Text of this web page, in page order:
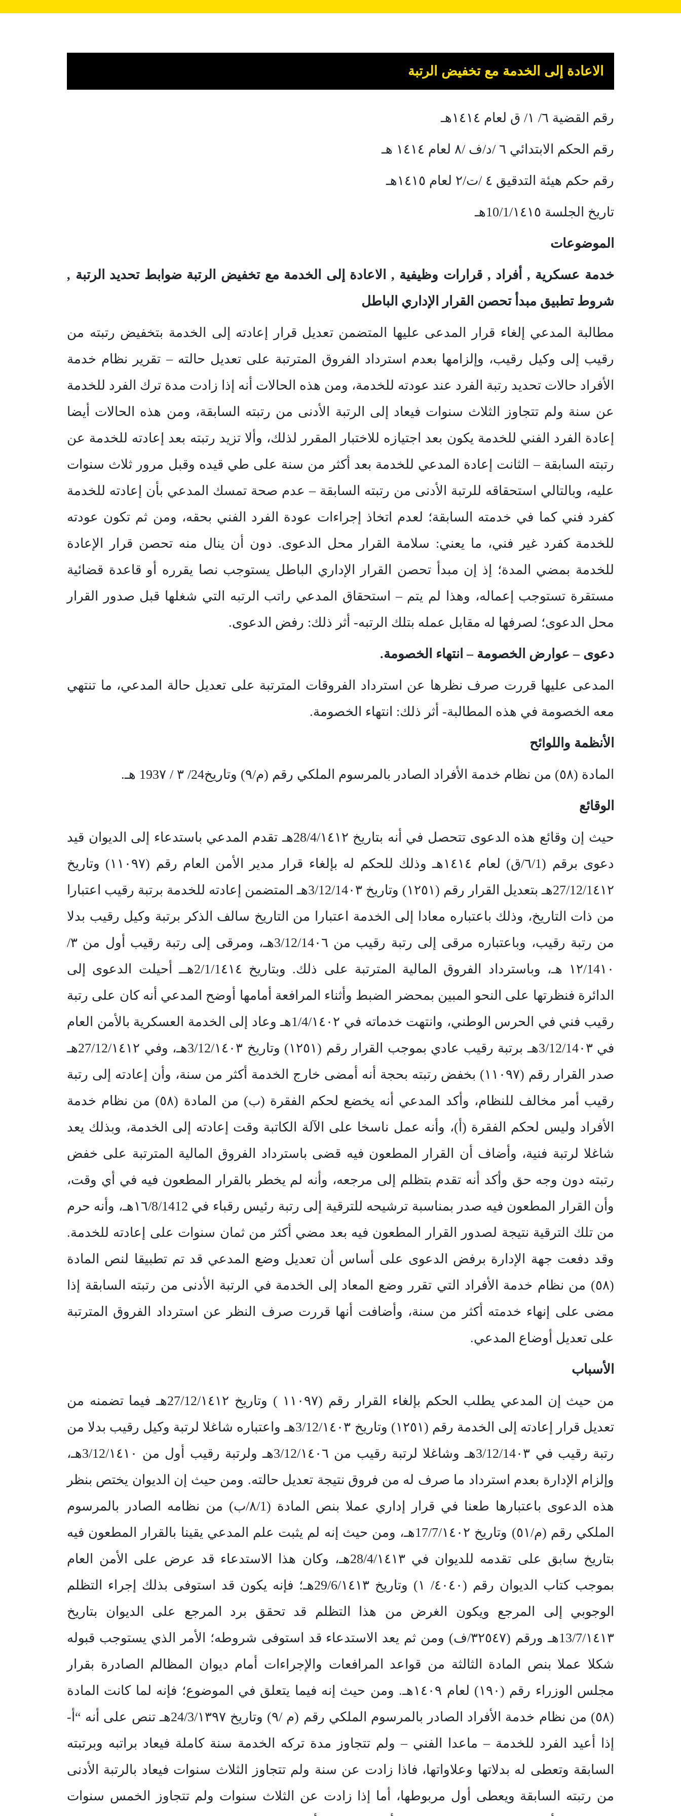
الاعادة إلى الخدمة مع تخفيض الرتبة
رقم القضية ٦/ ١/ ق لعام ١٤١٤هـ
رقم الحكم الابتدائي ٦ /د/ف /٨ لعام ١٤١٤ هـ
رقم حكم هيئة التدقيق ٤ /ت/٢ لعام ١٤١٥هـ
تاريخ الجلسة 10/1/١٤١٥هـ
الموضوعات
خدمة عسكرية , أفراد , قرارات وظيفية , الاعادة إلى الخدمة مع تخفيض الرتبة ضوابط تحديد الرتبة ,
شروط تطبيق مبدأ تحصن القرار الإداري الباطل
مطالبة المدعي إلغاء قرار المدعى عليها المتضمن تعديل قرار إعادته إلى الخدمة بتخفيض رتبته من
رقيب إلى وكيل رقيب، وإلزامها بعدم استرداد الفروق المترتبة على تعديل حالته – تقرير نظام خدمة
الأفراد حالات تحديد رتبة الفرد عند عودته للخدمة، ومن هذه الحالات أنه إذا زادت مدة ترك الفرد للخدمة
عن سنة ولم تتجاوز الثلاث سنوات فيعاد إلى الرتبة الأدنى من رتبته السابقة، ومن هذه الحالات أيضا
إعادة الفرد الفني للخدمة يكون بعد اجتيازه للاختبار المقرر لذلك، وألا تزيد رتبته بعد إعادته للخدمة عن
رتبته السابقة – الثانت إعادة المدعي للخدمة بعد أكثر من سنة على طي قيده وقبل مرور ثلاث سنوات
عليه، وبالتالي استحقاقه للرتبة الأدنى من رتبته السابقة – عدم صحة تمسك المدعي بأن إعادته للخدمة
كفرد فني كما في خدمته السابقة؛ لعدم اتخاذ إجراءات عودة الفرد الفني بحقه، ومن ثم تكون عودته
للخدمة كفرد غير فني، ما يعني: سلامة القرار محل الدعوى. دون أن ينال منه تحصن قرار الإعادة
للخدمة بمضي المدة؛ إذ إن مبدأ تحصن القرار الإداري الباطل يستوجب نصا يقرره أو قاعدة قضائية
مستقرة تستوجب إعماله، وهذا لم يتم – استحقاق المدعي راتب الرتبه التي شغلها قبل صدور القرار
محل الدعوى؛ لصرفها له مقابل عمله بتلك الرتبه- أثر ذلك: رفض الدعوى.
دعوى – عوارض الخصومة – انتهاء الخصومة.
المدعى عليها قررت صرف نظرها عن استرداد الفروقات المترتبة على تعديل حالة المدعي، ما تنتهي
معه الخصومة في هذه المطالبة- أثر ذلك: انتهاء الخصومة.
الأنظمة واللوائح
المادة (٥٨) من نظام خدمة الأفراد الصادر بالمرسوم الملكي رقم (م/٩) وتاريخ24/ ٣ / 193٧ هـ.
الوقائع
حيث إن وقائع هذه الدعوى تتحصل في أنه بتاريخ 28/4/١٤١٢هـ تقدم المدعي باستدعاء إلى الديوان قيد
دعوى برقم (٦/1/ق) لعام ١٤١٤هـ وذلك للحكم له بإلغاء قرار مدير الأمن العام رقم (١١٠٩٧) وتاريخ
27/12/1٤١٢هـ بتعديل القرار رقم (١٢٥١) وتاريخ 3/12/14٠٣هـ المتضمن إعادته للخدمة برتبة رقيب اعتبارا
من ذات التاريخ، وذلك باعتباره معادا إلى الخدمة اعتبارا من التاريخ سالف الذكر برتبة وكيل رقيب بدلا
من رتبة رقيب، وباعتباره مرقى إلى رتبة رقيب من 3/12/14٠٦هـ، ومرقى إلى رتبة رقيب أول من ٣/
١٢/14١٠ هـ، وباسترداد الفروق المالية المترتبة على ذلك. وبتاريخ 2/1/1٤١٤هــ أحيلت الدعوى إلى
الدائرة فنظرتها على النحو المبين بمحضر الضبط وأثناء المرافعة أمامها أوضح المدعي أنه كان على رتبة
رقيب فني في الحرس الوطني، وانتهت خدماته في 1/4/١٤٠٢هـ وعاد إلى الخدمة العسكرية بالأمن العام
في 3/12/14٠٣هـ برتبة رقيب عادي بموجب القرار رقم (١٢٥١) وتاريخ 3/12/١٤٠٣هـ، وفي 27/12/١٤١٢هـ
صدر القرار رقم (١١٠٩٧) بخفض رتبته بحجة أنه أمضى خارج الخدمة أكثر من سنة، وأن إعادته إلى رتبة
رقيب أمر مخالف للنظام، وأكد المدعي أنه يخضع لحكم الفقرة (ب) من المادة (٥٨) من نظام خدمة
الأفراد وليس لحكم الفقرة (أ)، وأنه عمل ناسخا على الآلة الكاتبة وقت إعادته إلى الخدمة، وبذلك يعد
شاغلا لرتبة فنية، وأضاف أن القرار المطعون فيه قضى باسترداد الفروق المالية المترتبة على خفض
رتبته دون وجه حق وأكد أنه تقدم بتظلم إلى مرجعه، وأنه لم يخطر بالقرار المطعون فيه في أي وقت،
وأن القرار المطعون فيه صدر بمناسبة ترشيحه للترقية إلى رتبة رئيس رقباء في ١٦/8/1412هـ، وأنه حرم
من تلك الترقية نتيجة لصدور القرار المطعون فيه بعد مضي أكثر من ثمان سنوات على إعادته للخدمة.
وقد دفعت جهة الإدارة برفض الدعوى على أساس أن تعديل وضع المدعي قد تم تطبيقا لنص المادة
(٥٨) من نظام خدمة الأفراد التي تقرر وضع المعاد إلى الخدمة في الرتبة الأدنى من رتبته السابقة إذا
مضى على إنهاء خدمته أكثر من سنة، وأضافت أنها قررت صرف النظر عن استرداد الفروق المترتبة
على تعديل أوضاع المدعي.
الأسباب
من حيث إن المدعي يطلب الحكم بإلغاء القرار رقم (١١٠٩٧ ) وتاريخ 27/12/١٤١٢هـ فيما تضمنه من
تعديل قرار إعادته إلى الخدمة رقم (١٢٥١) وتاريخ 3/12/١٤٠٣هـ واعتباره شاغلا لرتبة وكيل رقيب بدلا من
رتبة رقيب في 3/12/14٠٣هـ وشاغلا لرتبة رقيب من 3/12/١٤٠٦هـ ولرتبة رقيب أول من 3/12/١٤١٠هـ،
وإلزام الإدارة بعدم استرداد ما صرف له من فروق نتيجة تعديل حالته. ومن حيث إن الديوان يختص بنظر
هذه الدعوى باعتبارها طعنا في قرار إداري عملا بنص المادة (٨/1/ب) من نظامه الصادر بالمرسوم
الملكي رقم (م/٥١) وتاريخ 17/7/١٤٠٢هـ، ومن حيث إنه لم يثبت علم المدعي يقينا بالقرار المطعون فيه
بتاريخ سابق على تقدمه للديوان في 28/4/١٤١٣هـ، وكان هذا الاستدعاء قد عرض على الأمن العام
بموجب كتاب الديوان رقم (٤٠٤٠/ ١) وتاريخ 29/6/١٤١٣هـ؛ فإنه يكون قد استوفى بذلك إجراء التظلم
الوجوبي إلى المرجع ويكون الغرض من هذا التظلم قد تحقق برد المرجع على الديوان بتاريخ
13/7/١٤١٣هـ ورقم (٣٢٥٤٧/ف) ومن ثم يعد الاستدعاء قد استوفى شروطه؛ الأمر الذي يستوجب قبوله
شكلا عملا بنص المادة الثالثة من قواعد المرافعات والإجراءات أمام ديوان المظالم الصادرة بقرار
مجلس الوزراء رقم (١٩٠) لعام ١٤٠٩هـ. ومن حيث إنه فيما يتعلق في الموضوع؛ فإنه لما كانت المادة
(٥٨) من نظام خدمة الأفراد الصادر بالمرسوم الملكي رقم (م /٩) وتاريخ 24/3/١٣٩٧هـ تنص على أنه “أ-
إذا أعيد الفرد للخدمة – ماعدا الفني – ولم تتجاوز مدة تركه الخدمة سنة كاملة فيعاد براتبه وبرتبته
السابقة وتعطى له بدلاتها وعلاواتها، فاذا زادت عن سنة ولم تتجاوز الثلاث سنوات فيعاد بالرتبة الأدنى
من رتبته السابقة ويعطى أول مربوطها، أما إذا زادت عن الثلاث سنوات ولم تتجاوز الخمس سنوات